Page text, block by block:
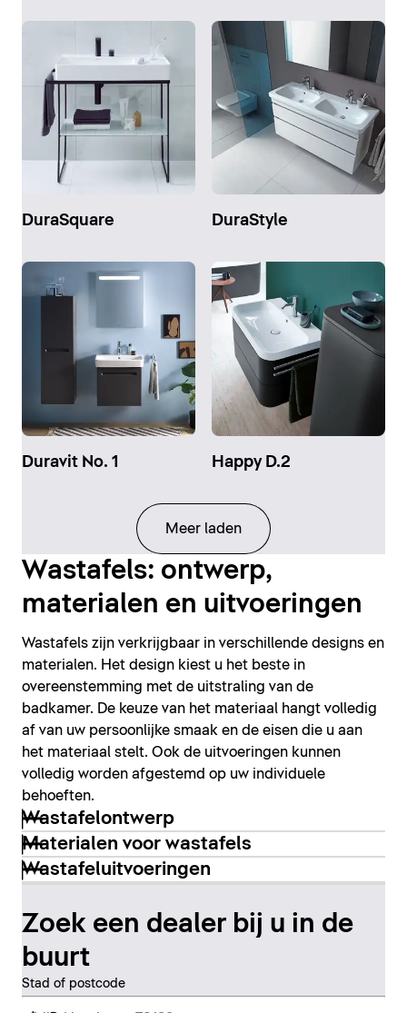
DuraSquare DuraStyle
Duravit No. 1 Happy D.2
Meer laden
Wastafels: ontwerp,
materialen en uitvoeringen
Wastafels zijn verkrijgbaar in verschillende designs en
materialen. Het design kiest u het beste in
overeenstemming met de uitstraling van de
badkamer. De keuze van het materiaal hangt volledig
af van uw persoonlijke smaak en de eisen die u aan
het materiaal stelt. Ook de uitvoeringen kunnen
volledig worden afgestemd op uw individuele
behoeften.
Wastafelontwerp
Materialen voor wastafels
Wastafeluitvoeringen
Zoek een dealer bij u in de
buurt
Stad of postcode